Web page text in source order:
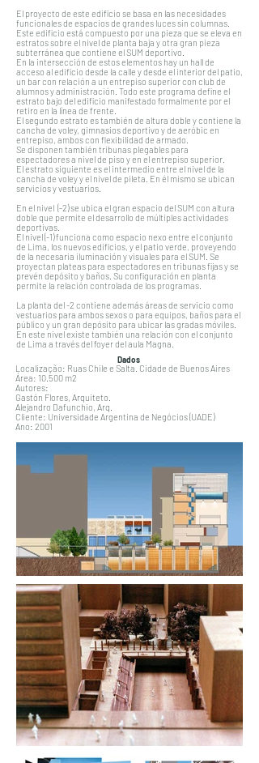
El proyecto de este edificio se basa en las necesidades
funcionales de espacios de grandes luces sin columnas.
Este edificio está compuesto por una pieza que se eleva en
estratos sobre el nivel de planta baja y otra gran pieza
subterránea que contiene el SUM deportivo.
En la intersección de estos elementos hay un hall de
acceso al edificio desde la calle y desde el interior del patio,
un bar con relación a un entrepiso superior con club de
alumnos y administración. Todo este programa define el
estrato bajo del edificio manifestado formalmente por el
retiro en la línea de frente.
El segundo estrato es también de altura doble y contiene la
cancha de voley, gimnasios deportivo y de aeróbic en
entrepiso, ambos con flexibilidad de armado.
Se disponen también tribunas plegables para
espectadores a nivel de piso y en el entrepiso superior.
El estrato siguiente es el intermedio entre el nivel de la
cancha de voley y el nivel de pileta. En él mismo se ubican
servicios y vestuarios.
En el nivel (-2) se ubica el gran espacio del SUM con altura
doble que permite el desarrollo de múltiples actividades
deportivas.
El nivel (-1) funciona como espacio nexo entre el conjunto
de Lima, los nuevos edificios, y el patio verde, proveyendo
de la necesaria iluminación y visuales para el SUM. Se
proyectan plateas para espectadores en tribunas fijas y se
prevén depósito y baños. Su configuración en planta
permite la relación controlada de los programas.
La planta del -2 contiene además áreas de servicio como
vestuarios para ambos sexos o para equipos, baños para el
público y un gran depósito para ubicar las gradas móviles.
En este nivel existe también una relación con el conjunto
de Lima a través del foyer del aula Magna.
Dados
Localização: Ruas Chile e Salta. Cidade de Buenos Aires
Área: 10.500 m2
Autores:
Gastón Flores, Arquiteto.
Alejandro Dafunchio, Arq.
Cliente: Universidade Argentina de Negócios (UADE)
Ano: 2001